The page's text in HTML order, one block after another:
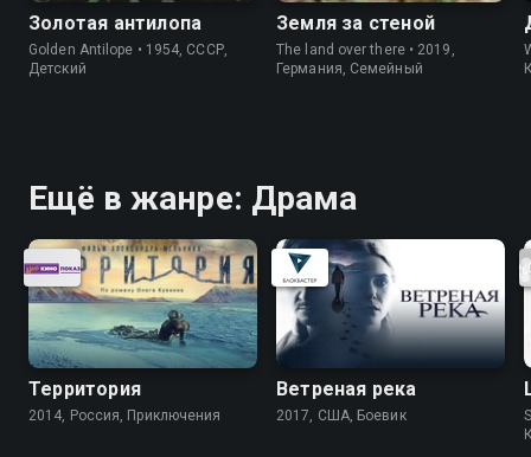
Золотая антилопа
Golden Antilope • 1954, СССР,
Детский
Земля за стеной
The land over there • 2019,
Германия, Cемейный
Ещё в жанре: Драма
Территория
2014, Россия, Приключения
Ветреная река
2017, США, Боевик